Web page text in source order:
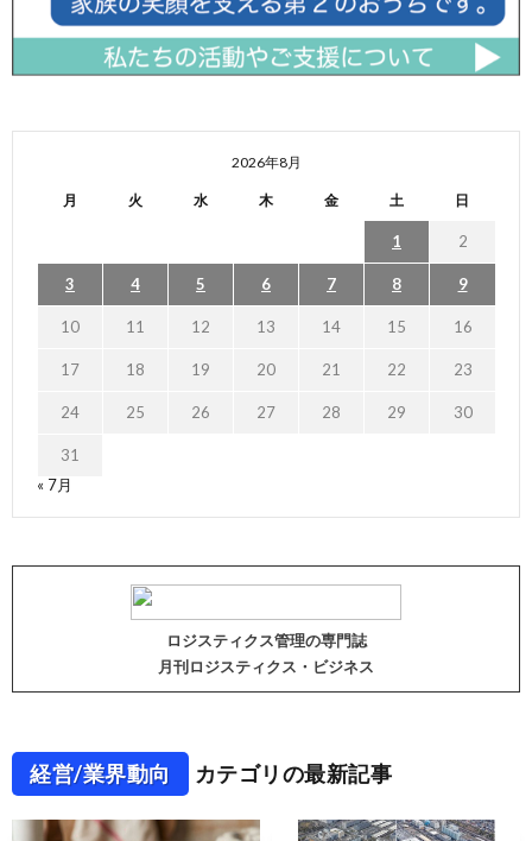
2026年8月
月 火 水 木 金 土 日
1 2
3 4 5 6 7 8 9
10 11 12 13 14 15 16
17 18 19 20 21 22 23
24 25 26 27 28 29 30
31
« 7月
ロジスティクス管理の専門誌
月刊ロジスティクス・ビジネス
経営/業界動向 カテゴリの最新記事